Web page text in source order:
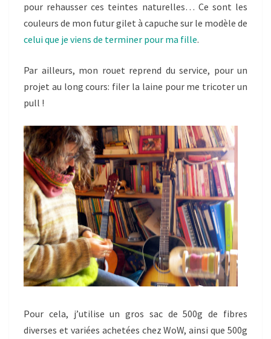
pour rehausser ces teintes naturelles… Ce sont les
couleurs de mon futur gilet à capuche sur le modèle de
celui que je viens de terminer pour ma fille.
Par ailleurs, mon rouet reprend du service, pour un
projet au long cours: filer la laine pour me tricoter un
pull !
Pour cela, j’utilise un gros sac de 500g de fibres
diverses et variées achetées chez WoW, ainsi que 500g